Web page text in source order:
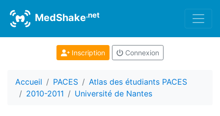
MedShake.net
Inscription Connexion
Accueil PACES
Atlas des étudiants PACES
2010-2011
Université de Nantes